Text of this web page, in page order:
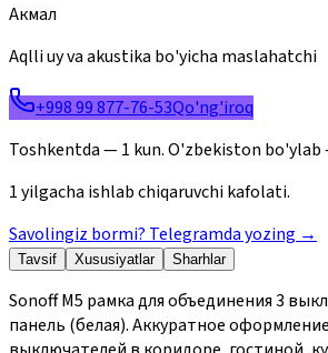
Акмал
Aqlli uy va akustika bo'yicha maslahatchi
+998 99 877-76-53Qo'ng'iroq
Toshkentda — 1 kun. O'zbekiston bo'ylab
1 yilgacha ishlab chiqaruvchi kafolati.
Savolingiz bormi? Telegramda yozing →
Tavsif Xususiyatlar Sharhlar
Sonoff M5 рамка для объединения 3
панель (белая). Аккуратное